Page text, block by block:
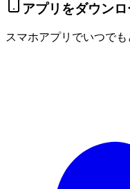
アプリをダウンロ
スマホアプリでいつで